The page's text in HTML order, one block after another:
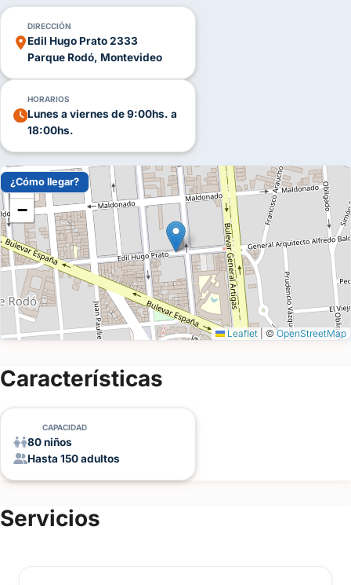
DIRECCIÓN
Edil Hugo Prato 2333
Parque Rodó, Montevideo
HORARIOS
Lunes a viernes de 9:00hs. a
18:00hs.
+
−
Leaflet ©OpenStreetMap
¿Cómo llegar?
Características
CAPACIDAD
80 niños
Hasta 150 adultos
Servicios